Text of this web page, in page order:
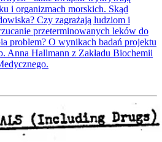
i organizmach morskich. Skąd
Czy zagrażają ludziom i
przeterminowanych leków do
problem? O wynikach badań projektu
Anna Hallmann z Zakładu Biochemii